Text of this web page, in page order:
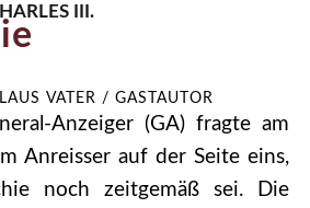
III.
VATER / GASTAUTOR
Anzeiger (GA) fragte am
Anreisser auf der Seite eins,
noch zeitgemäß sei. Die